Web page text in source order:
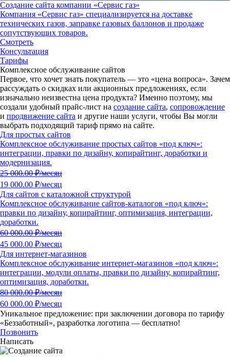
Создание сайта компании «Сервис газ»
Компания «Сервис газ» специализируется на доставке
технических газов, заправке газовых баллонов и продаже
сопутствующих товаров.
Смотреть
Консультация
Тарифы
Комплексное обслуживание сайтов
Первое, что хочет знать покупатель — это «цена вопроса». Зачем
рассуждать о скидках или акционных предложениях, если
изначально неизвестна цена продукта? Именно поэтому, мы
создали удобный прайс-лист на создание сайта, сопровождение
и продвижение сайта и другие наши услуги, чтобы Вы могли
выбрать подходящий тариф прямо на сайте.
Для простых сайтов
Комплексное обслуживание простых сайтов «под ключ»:
интеграции, правки по дизайну, копирайтинг, доработки и
модернизация.
25 000.00₽/месяц
19 000.00 ₽/месяц
Для сайтов с каталожной структурой
Комплексное обслуживание сайтов-каталогов «под ключ»:
правки по дизайну, копирайтинг, оптимизация, интеграции,
доработки.
60 000.00₽/месяц
45 000.00 ₽/месяц
Для интернет-магазинов
Комплексное обслуживание интернет-магазинов «под ключ»:
интеграции, модули оплаты, правки по дизайну, копирайтинг,
оптимизация, доработки.
80 000.00₽/месяц
60 000.00 ₽/месяц
Уникальное предложение: при заключении договора по тарифу
«Беззаботный», разработка логотипа — бесплатно!
Позвонить
Написать